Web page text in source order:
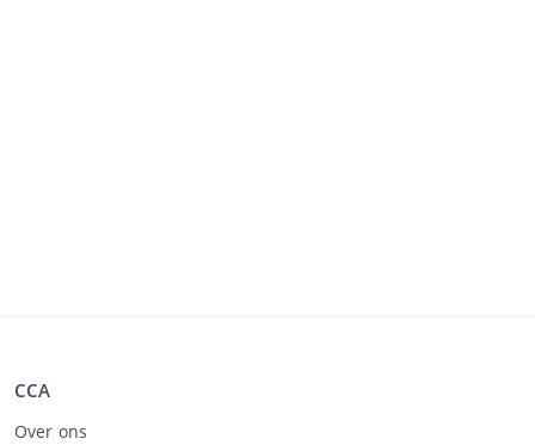
CCA
Over ons